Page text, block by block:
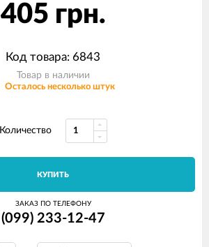
405 грн.
Код товара: 6843
Товар в наличии
Осталось несколько штук
Количество
КУПИТЬ
ЗАКАЗ ПО ТЕЛЕФОНУ
(099) 233-12-47